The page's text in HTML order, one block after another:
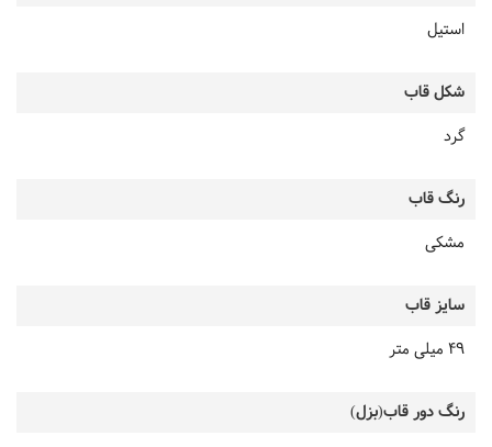
استیل
شکل قاب
گرد
رنگ قاب
مشکی
سایز قاب
49 میلی متر
رنگ دور قاب(بزل)